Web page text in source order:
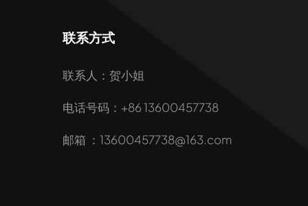
联系方式
联系人：贺小姐
电话号码：+86 13600457738
邮箱 ：13600457738@163.com